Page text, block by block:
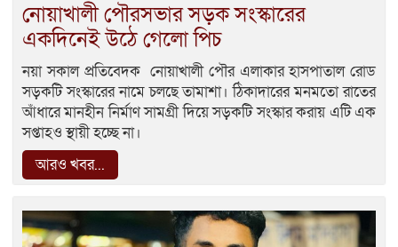
নোয়াখালী পৌরসভার সড়ক সংস্কারের
একদিনেই উঠে গেলো পিচ
নয়া সকাল প্রতিবেদক নোয়াখালী পৌর এলাকার হাসপাতাল রোড
সড়কটি সংস্কারের নামে চলছে তামাশা। ঠিকাদারের মনমতো রাতের
আঁধারে মানহীন নির্মাণ সামগ্রী দিয়ে সড়কটি সংস্কার করায় এটি এক
সপ্তাহও স্থায়ী হচ্ছে না।
আরও খবর...